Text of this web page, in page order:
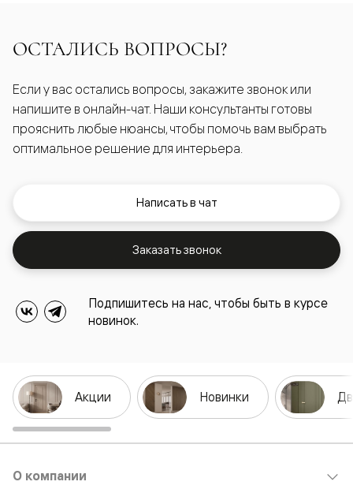
ОСТАЛИСЬ ВОПРОСЫ?
Если у вас остались вопросы, закажите звонок или
напишите в онлайн-чат. Наши консультанты готовы
прояснить любые нюансы, чтобы помочь вам выбрать
оптимальное решение для интерьера.
Написать в чат
Заказать звонок
Подпишитесь на нас, чтобы быть в курсе
новинок.
Акции Новинки
О компании